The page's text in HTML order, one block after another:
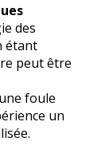
des
étant
peut être
foule
un